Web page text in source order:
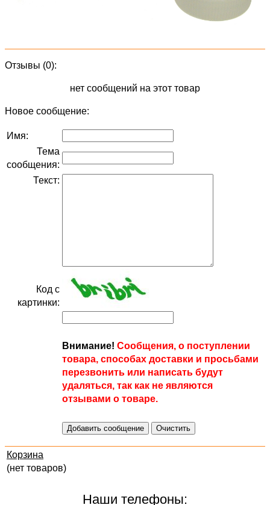
Отзывы (0):
нет сообщений на этот товар
Новое сообщение:
Имя:
Тема
сообщения:
Текст:
Код с
картинки:
Внимание! Сообщения, о поступлении
товара, способах доставки и просьбами
перезвонить или написать будут
удаляться, так как не являются
отзывами о товаре.
Корзина
(нет товаров)
Наши телефоны: